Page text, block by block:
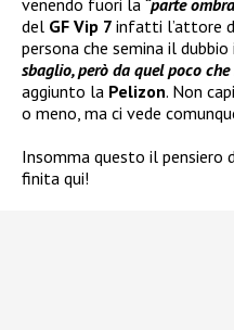
del GF Vip 7 infatti l’attore
persona che semina il
sbaglio, però da quel poco
aggiunto la Pelizon. Non
o meno, ma ci vede
Insomma questo il pensiero
finita qui!